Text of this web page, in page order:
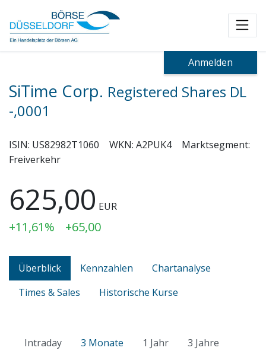
Anmelden
SiTime Corp. Registered Shares DL
-,0001
ISIN: US82982T1060 WKN: A2PUK4
Marktsegment:
Freiverkehr
625,00 EUR
+11,61% +65,00
Überblick Kennzahlen
Chartanalyse
Times & Sales
Historische Kurse
Intraday 3 Monate 1 Jahr
3 Jahre